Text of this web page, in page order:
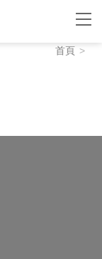
首頁